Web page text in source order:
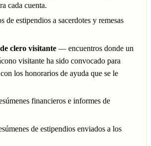
cada cuenta.
de estipendios a sacerdotes y remesas
clero visitante — encuentros donde un
visitante ha sido convocado para
los honorarios de ayuda que se le
financieros e informes de
de estipendios enviados a los